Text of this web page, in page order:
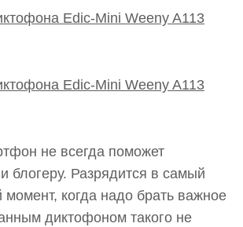
не всегда поможет
блогеру. Разрядится в самый
когда надо брать важное
диктофоном такого не